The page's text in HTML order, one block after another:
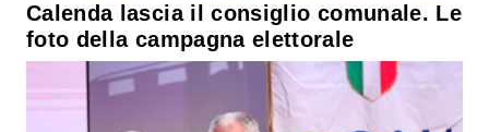
Calenda lascia il consiglio comunale. Le
foto della campagna elettorale